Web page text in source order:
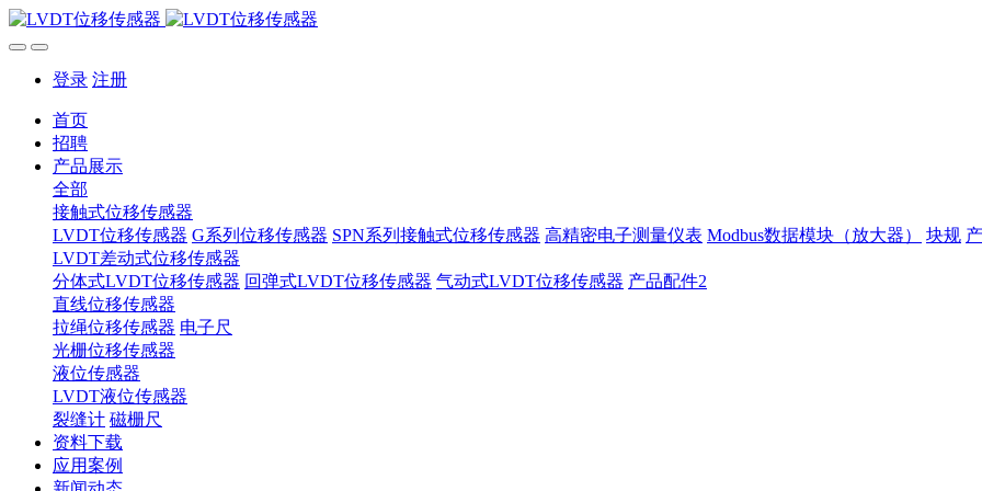
登录 注册
首页
招聘
产品展示
全部
接触式位移传感器
LVDT位移传感器 G系列位移传感器 SPN系列接触式位移传感器 高精密电子测量仪表 Modbus数据模块（放大器） 块规
LVDT差动式位移传感器
分体式LVDT位移传感器 回弹式LVDT位移传感器 气动式LVDT位移传感器 产品配件2
直线位移传感器
拉绳位移传感器 电子尺
光栅位移传感器
液位传感器
LVDT液位传感器
裂缝计 磁栅尺
资料下载
应用案例